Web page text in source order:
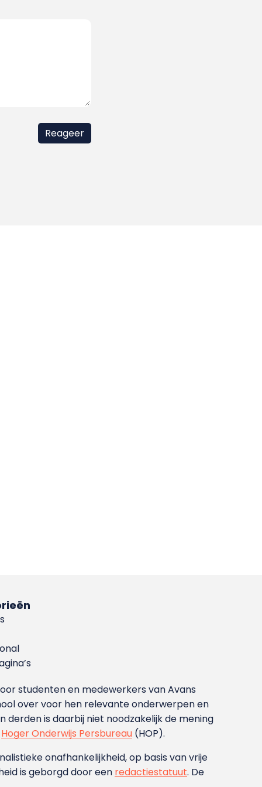
studenten en medewerkers van Avans
over voor hen relevante onderwerpen en
is daarbij niet noodzakelijk de mening
Hoger Onderwijs Persbureau (HOP).
onafhankelijkheid, op basis van vrije
is geborgd door een redactiestatuut. De